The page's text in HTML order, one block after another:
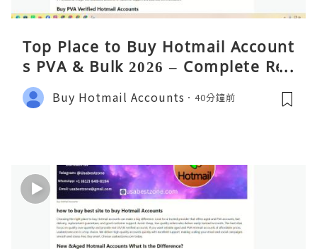
Top Place to Buy Hotmail Account
s PVA & Bulk 2026 – Complete Rea
lity Guide
Buy Hotmail Accounts 40分鐘前